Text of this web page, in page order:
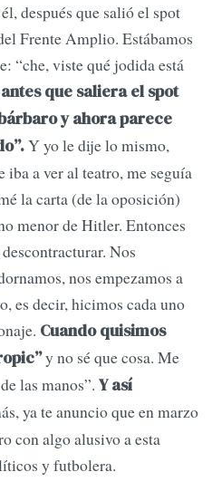
después que salió el spot
Frente Amplio. Estábamos
“che, viste qué jodida está
que saliera el spot
y ahora parece
Y yo le dije lo mismo,
iba a ver al teatro, me seguía
la carta (de la oposición)
menor de Hitler. Entonces
Nos
nos empezamos a
es decir, hicimos cada uno
Cuando quisimos
y no sé que cosa. Me
las manos”. Y así
ya te anuncio que en marzo
con algo alusivo a esta
y futbolera.